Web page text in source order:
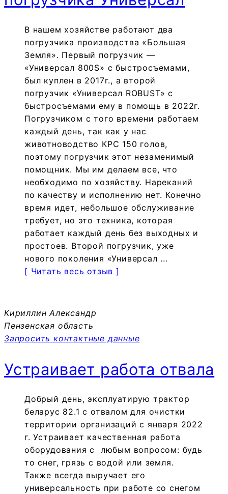
В нашем хозяйстве работают два
погрузчика производства «Большая
Земля». Первый погрузчик —
«Универсал 800S» с быстросъемами,
был куплен в 2017г., а второй
погрузчик «Универсал ROBUST» с
быстросъемами ему в помощь в 2022г.
Погрузчиком с того времени работаем
каждый день, так как у нас
животноводство КРС 150 голов,
поэтому погрузчик этот незаменимый
помощник. Мы им делаем все, что
необходимо по хозяйству. Нареканий
по качеству и исполнению нет. Конечно
время идет, небольшое обслуживание
требует, но это техника, которая
работает каждый день без выходных и
простоев. Второй погрузчик, уже
нового поколения «Универсал ...
[ Читать весь отзыв ]
Кириллин Александр
Пензенская область
Запросить контактные данные
Устраивает работа отвала
Добрый день, эксплуатирую трактор
беларус 82.1 с отвалом для очистки
территории организаций с января 2022
г. Устраивает качественная работа
оборудования с любым вопросом: будь
то снег, грязь с водой или земля.
Также всегда выручает его
универсальность при работе со снегом